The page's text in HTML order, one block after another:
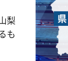
梨
も